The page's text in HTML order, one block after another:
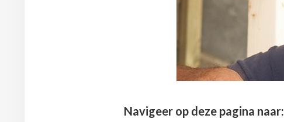
Navigeer op deze pagina naar: